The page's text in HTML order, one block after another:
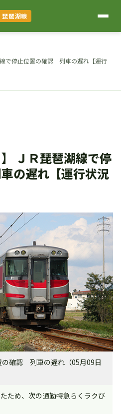
琵琶湖線
線で停止位置の確認 列車の遅れ【運行
】 ＪＲ琵琶湖線で停
の遅れ【運行状況
の確認 列車の遅れ（05月09日
ため、次の通勤特急らくラクび